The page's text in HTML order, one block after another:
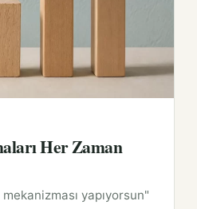
Her Zaman
yapıyorsun"